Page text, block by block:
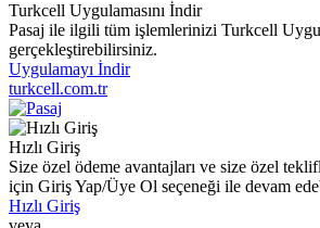
Turkcell Uygulamasını İndir
Pasaj ile ilgili tüm işlemlerinizi Turkcell
gerçekleştirebilirsiniz.
Uygulamayı İndir
turkcell.com.tr
Hızlı Giriş
Size özel ödeme avantajları ve size özel
için Giriş Yap/Üye Ol seçeneği ile devam
Hızlı Giriş